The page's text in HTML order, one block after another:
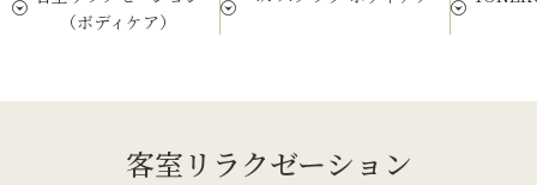
（ボディケア）
客室リラクゼーション